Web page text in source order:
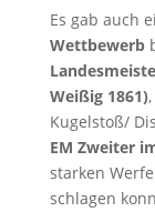
Es gab auch
Wettbewerb
Weißig 1861)
Kugelstoß/
EM Zweiter
starken
schlagen